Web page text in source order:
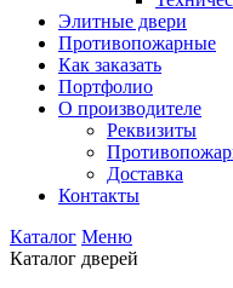
Элитные двери
Противопожарные
Как заказать
Портфолио
О производителе
Реквизиты
Доставка
Контакты
Каталог Меню
Каталог дверей